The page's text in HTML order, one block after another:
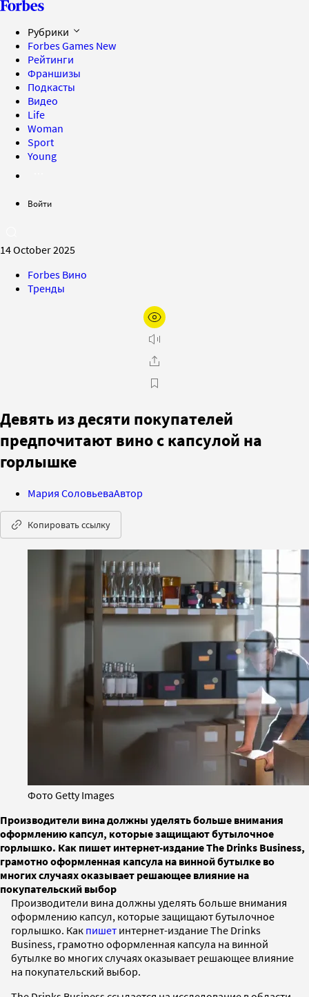
Рубрики
Forbes Games New
Рейтинги
Франшизы
Подкасты
Видео
Life
Woman
Sport
Young
Войти
14 October 2025
Forbes Вино
Тренды
Девять из десяти покупателей
предпочитают вино с капсулой на
горлышке
Мария СоловьеваАвтор
Копировать ссылку
Фото Getty Images
Производители вина должны уделять больше внимания
оформлению капсул, которые защищают бутылочное
горлышко. Как пишет интернет-издание The Drinks Business,
грамотно оформленная капсула на винной бутылке во
многих случаях оказывает решающее влияние на
покупательский выбор
Производители вина должны уделять больше внимания
оформлению капсул, которые защищают бутылочное
горлышко. Как пишет интернет-издание The Drinks
Business, грамотно оформленная капсула на винной
бутылке во многих случаях оказывает решающее влияние
на покупательский выбор.